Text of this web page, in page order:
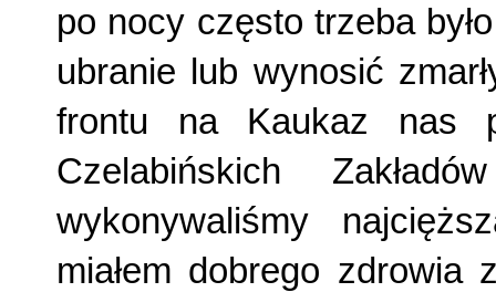
po nocy często trzeba
ubranie lub wynosić
frontu na Kaukaz nas
Czelabińskich
wykonywaliśmy
miałem dobrego zdrowia